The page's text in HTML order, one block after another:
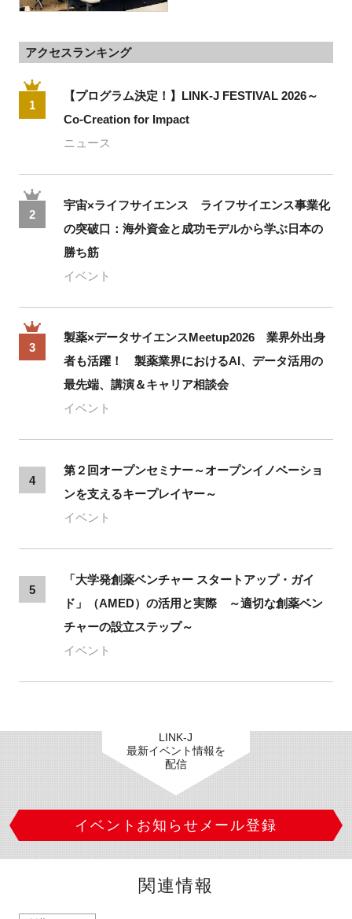
アクセスランキング
1
【プログラム決定！】LINK-J FESTIVAL 2026～
Co-Creation for Impact
ニュース
2
宇宙×ライフサイエンス ライフサイエンス事業化
の突破口：海外資金と成功モデルから学ぶ日本の
勝ち筋
イベント
3
製薬×データサイエンスMeetup2026 業界外出身
者も活躍！ 製薬業界におけるAI、データ活用の
最先端、講演＆キャリア相談会
イベント
4
第２回オープンセミナー～オープンイノベーショ
ンを支えるキープレイヤー～
イベント
5
「大学発創薬ベンチャー スタートアップ・ガイ
ド」（AMED）の活用と実際 ～適切な創薬ベン
チャーの設立ステップ～
イベント
LINK-J
最新イベント情報を
配信
イベントお知らせメール登録
関連情報